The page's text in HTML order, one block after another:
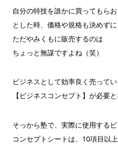
自分の特技を誰かに買ってもらお
とした時、価格や規格も決めずに
ただやみくもに販売するのは
ちょっと無謀ですよね（笑）
ビジネスとして効率良く売ってい
【ビジネスコンセプト】が必要と
そっから塾で、実際に使用する
コンセプトシートは、10項目以上